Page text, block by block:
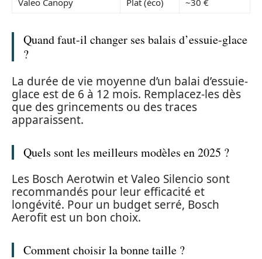
Valeo Canopy
Plat (éco) ~30 €
Quand faut-il changer ses balais d’essuie-glace
?
La durée de vie moyenne d’un balai d’essuie-
glace est de 6 à 12 mois. Remplacez-les dès
que des grincements ou des traces
apparaissent.
Quels sont les meilleurs modèles en 2025 ?
Les Bosch Aerotwin et Valeo Silencio sont
recommandés pour leur efficacité et
longévité. Pour un budget serré, Bosch
Aerofit est un bon choix.
Comment choisir la bonne taille ?